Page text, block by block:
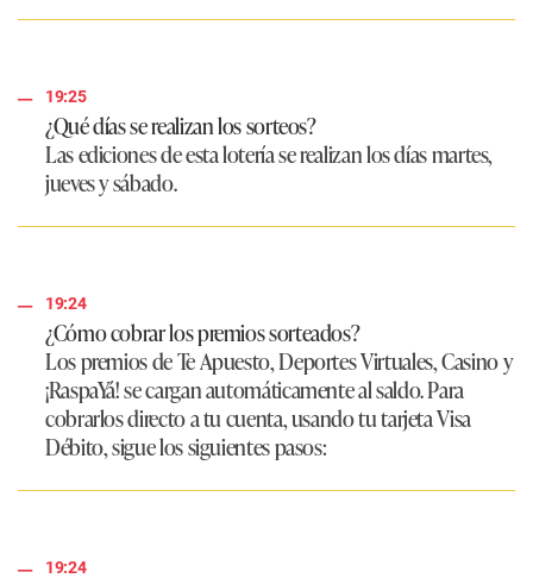
19:25
¿Qué días se realizan los sorteos?
Las ediciones de esta lotería se realizan los días martes,
jueves y sábado.
19:24
¿Cómo cobrar los premios sorteados?
Los premios de Te Apuesto, Deportes Virtuales, Casino y
¡RaspaYá! se cargan automáticamente al saldo. Para
cobrarlos directo a tu cuenta, usando tu tarjeta Visa
Débito, sigue los siguientes pasos:
19:24